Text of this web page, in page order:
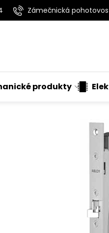
Zámečnická
produkty